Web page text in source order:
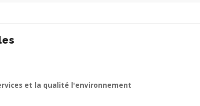
et la qualité l'environnement